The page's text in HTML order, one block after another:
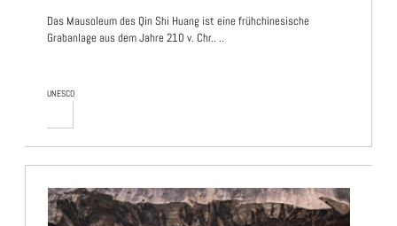
UNESCO
Das Mausoleum des Qin Shi Huang ist eine frühchinesische
Grabanlage aus dem Jahre 210 v. Chr.. ..